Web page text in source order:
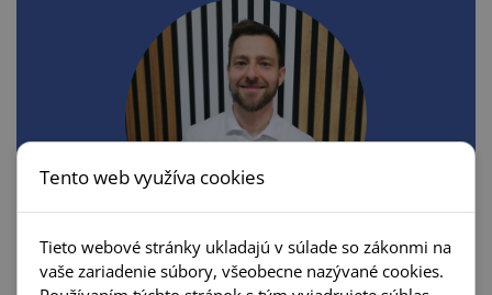
Tomáš Meško
Tento web využíva cookies
Tieto webové stránky ukladajú v súlade so zákonmi na
vaše zariadenie súbory, všeobecne nazývané cookies.